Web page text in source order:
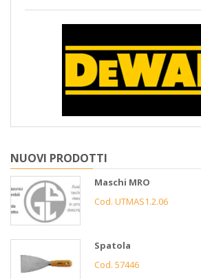
NUOVI PRODOTTI
Maschi MRO
Cod. UTMAS1.2.06
Spatola
Cod. 57446